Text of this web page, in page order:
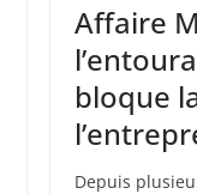
Affaire
bloque
Depuis